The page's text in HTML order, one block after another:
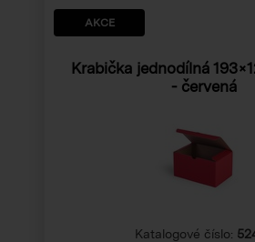
AKCE
Krabička jednodílná
- červená
Katalogové číslo: